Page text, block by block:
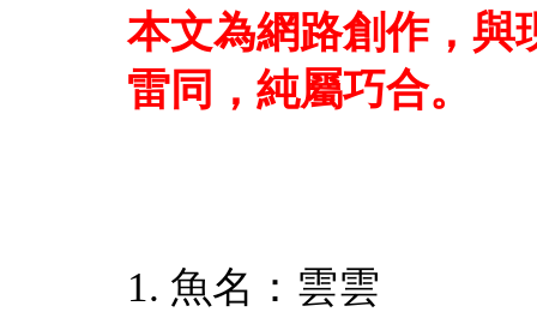
本文為網路創作，與
雷同，純屬巧合。
1. 魚名：雲雲